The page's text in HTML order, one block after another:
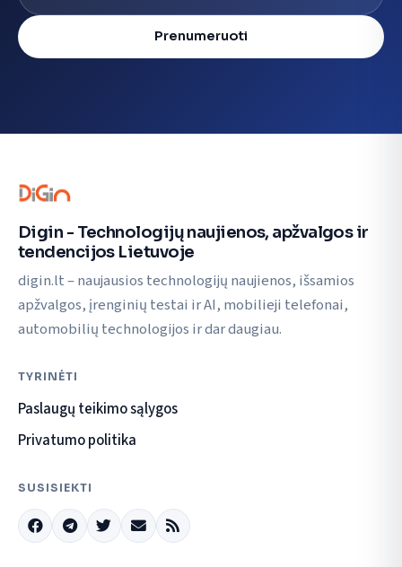
Prenumeruoti
Digin - Technologijų naujienos, apžvalgos ir
tendencijos Lietuvoje
digin.lt – naujausios technologijų naujienos, išsamios
apžvalgos, įrenginių testai ir AI, mobilieji telefonai,
automobilių technologijos ir dar daugiau.
TYRINĖTI
Paslaugų teikimo sąlygos
Privatumo politika
SUSISIEKTI